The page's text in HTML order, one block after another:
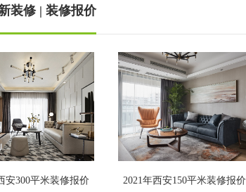
装修 | 装修报价
安300平米装修报价 2021年西安150平米装修报价